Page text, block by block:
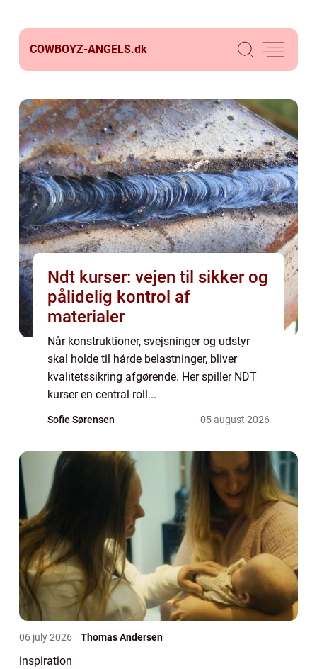
COWBOYZ-ANGELS.dk
Ndt kurser: vejen til sikker og
pålidelig kontrol af
materialer
Når konstruktioner, svejsninger og udstyr
skal holde til hårde belastninger, bliver
kvalitetssikring afgørende. Her spiller NDT
kurser en central roll...
Sofie Sørensen 05 august 2026
06 july 2026 Thomas Andersen
inspiration